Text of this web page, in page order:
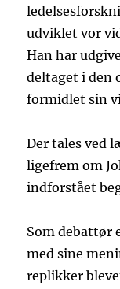
udviklet vor
Han har
deltaget i den
formidlet sin
Der tales ved
ligefrem om
indforstået
Som debattør
med sine
replikker